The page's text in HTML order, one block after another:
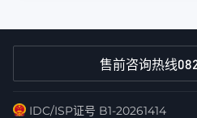
售前咨询热线
IDC/ISP证号 B1-20261414